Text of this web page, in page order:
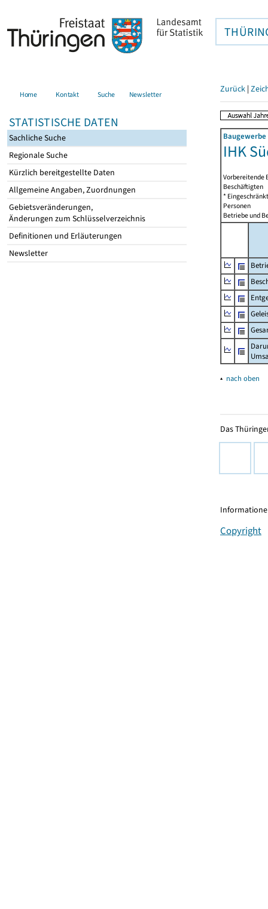
Home Kontakt Suche Newsletter
STATISTISCHE DATEN
Sachliche Suche
Regionale Suche
Kürzlich bereitgestellte Daten
Allgemeine Angaben, Zuordnungen
Gebietsveränderungen,
Änderungen zum Schlüsselverzeichnis
Definitionen und Erläuterungen
Newsletter
Zurück |
IHK
Vorbereitende
Beschäftigten
*
Personen
Betriebe und
▴ nach oben
Das
Copyright